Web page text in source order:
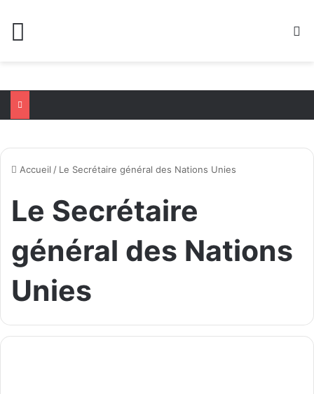
Accueil / Le Secrétaire général des Nations Unies
Le Secrétaire
général des Nations
Unies